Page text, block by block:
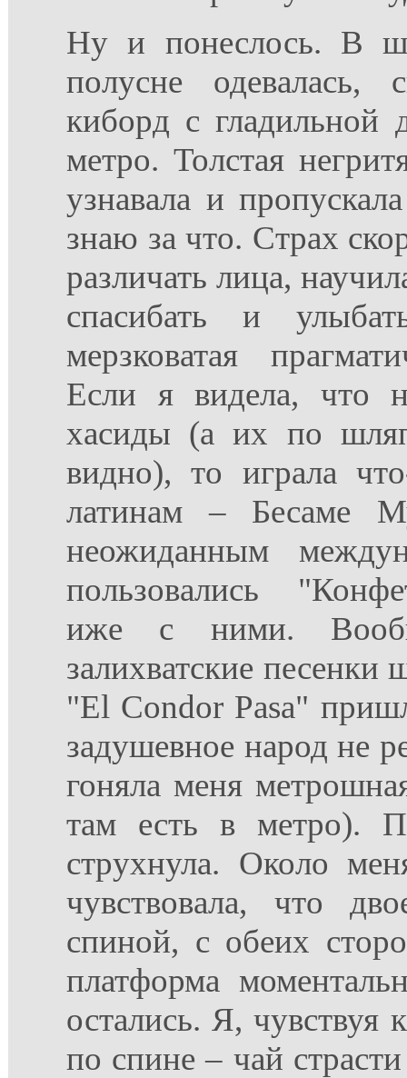
Ну и понеслось. В
полусне одевалась,
киборд с гладильной
метро. Толстая
узнавала и
знаю за что. Страх
различать лица,
спасибать и
мерзковатая
Если я видела, что
хасиды (а их по
видно), то играла
латинам – Бесаме
неожиданным
пользовались
иже с ними.
залихватские песенки
"El Condor Pasa"
задушевное народ не
гоняла меня
там есть в метро).
струхнула. Около
чувствовала, что
спиной, с обеих
платформа
остались. Я, чувствуя
по спине – чай